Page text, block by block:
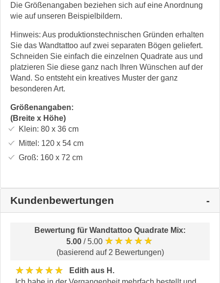
Die Größenangaben beziehen sich auf eine Anordnung
wie auf unseren Beispielbildern.
Hinweis: Aus produktionstechnischen Gründen erhalten
Sie das Wandtattoo auf zwei separaten Bögen geliefert.
Schneiden Sie einfach die einzelnen Quadrate aus und
platzieren Sie diese ganz nach Ihren Wünschen auf der
Wand. So entsteht ein kreatives Muster der ganz
besonderen Art.
Größenangaben:
(Breite x Höhe)
Klein: 80 x 36cm
Mittel: 120 x 54cm
Groß: 160 x 72 cm
Kundenbewertungen
Bewertung für Wandtattoo Quadrate Mix:
5.00 / 5.00 ★★★★★
(basierend auf 2 Bewertungen)
★★★★★
Edith aus H.